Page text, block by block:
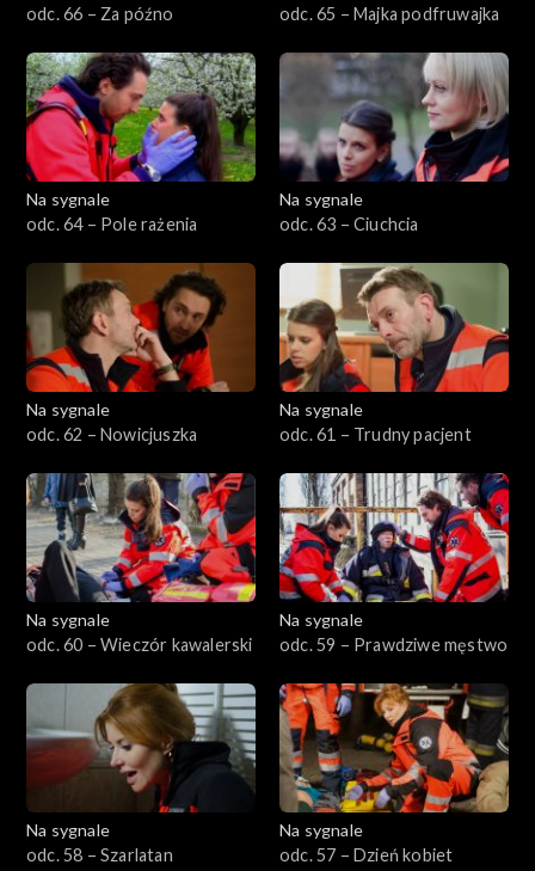
odc. 66 – Za późno
odc. 65 – Majka podfruwajka
Na sygnale
odc. 64 – Pole rażenia
Na sygnale
odc. 63 – Ciuchcia
Na sygnale
odc. 62 – Nowicjuszka
Na sygnale
odc. 61 – Trudny pacjent
Na sygnale
odc. 60 – Wieczór kawalerski
Na sygnale
odc. 59 – Prawdziwe męstwo
Na sygnale
odc. 58 – Szarlatan
Na sygnale
odc. 57 – Dzień kobiet